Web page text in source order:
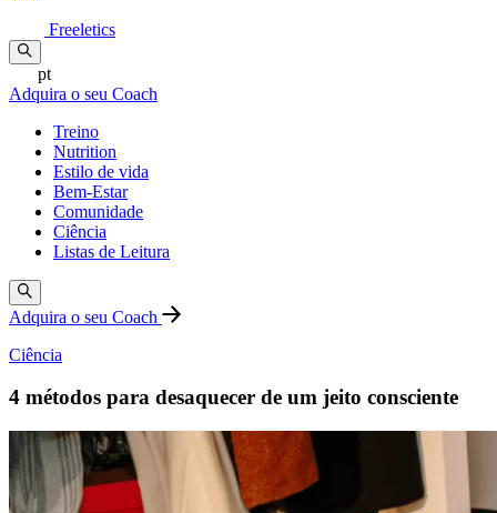
Freeletics
pt
Adquira o seu Coach
Treino
Nutrition
Estilo de vida
Bem-Estar
Comunidade
Ciência
Listas de Leitura
Adquira o seu Coach
Ciência
4 métodos para desaquecer de um jeito consciente